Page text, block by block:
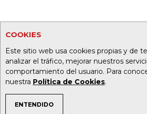
COOKIES
Este sitio web usa cookies propias y de
analizar el tráfico, mejorar nuestros
comportamiento del usuario. Para
nuestra Política de Cookies.
ENTENDIDO